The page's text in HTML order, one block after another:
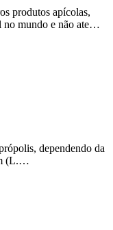
produtos apícolas,
no mundo e não ate…
dependendo da
(L.…